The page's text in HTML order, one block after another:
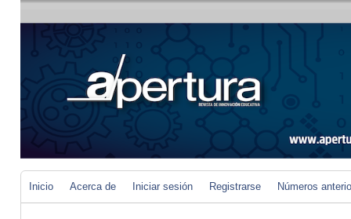
Inicio Acerca de Iniciar sesión Registrarse Números